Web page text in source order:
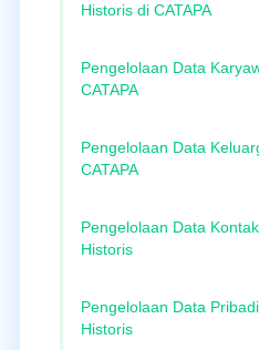
Historis di CATAPA
Pengelolaan Data
CATAPA
Pengelolaan Data
CATAPA
Pengelolaan Data
Historis
Pengelolaan Data
Historis